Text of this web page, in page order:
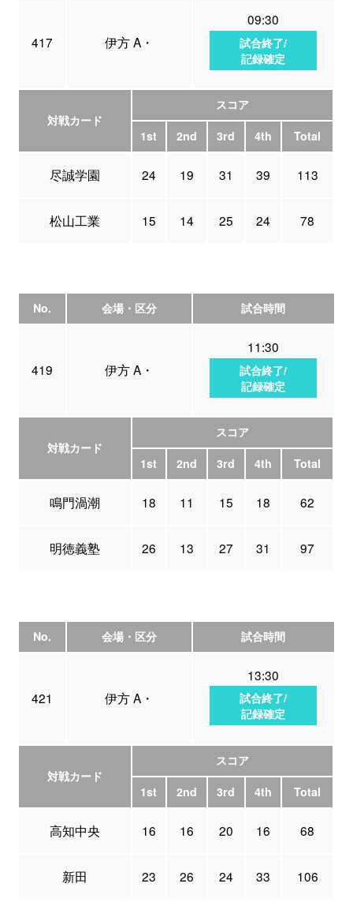
417 伊方 A・
09:30
試合終了/
記録確定
対戦カード
スコア
1st
2nd 3rd 4th Total
尽誠学園 24 19 31 39 113
松山工業 15 14 25 24 78
No. 会場・区分 試合時間
419 伊方 A・
11:30
試合終了/
記録確定
対戦カード
スコア
1st
2nd 3rd 4th Total
鳴門渦潮 18 11 15 18 62
明徳義塾 26 13 27 31 97
No. 会場・区分 試合時間
421 伊方 A・
13:30
試合終了/
記録確定
対戦カード
スコア
1st
2nd 3rd 4th Total
高知中央 16 16 20 16 68
新田 23 26 24 33 106